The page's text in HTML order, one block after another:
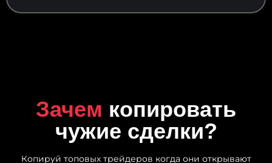
Зачем копировать
чужие сделки?
Копируй топовых трейдеров когда они открывают